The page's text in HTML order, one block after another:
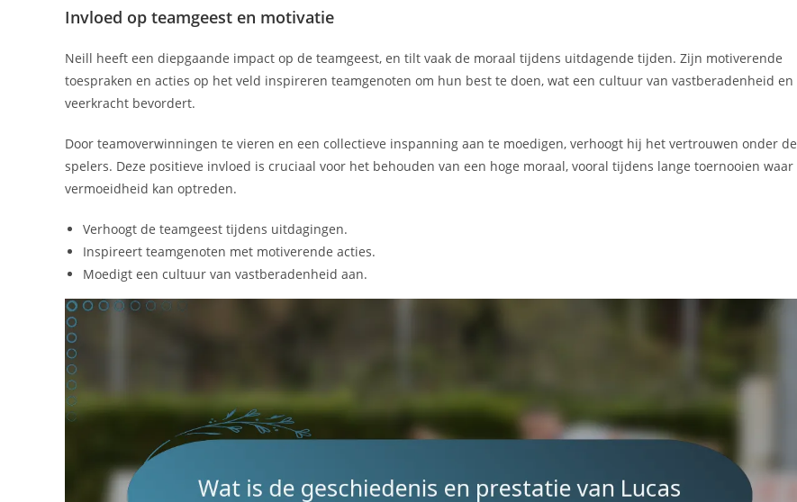
Invloed op teamgeest en motivatie
Neill heeft een diepgaande impact op de teamgeest, en tilt vaak de moraal tijdens uitdagende tijden. Zijn motiverende
toespraken en acties op het veld inspireren teamgenoten om hun best te doen, wat een cultuur van vastberadenheid en
veerkracht bevordert.
Door teamoverwinningen te vieren en een collectieve inspanning aan te moedigen, verhoogt hij het vertrouwen onder de
spelers. Deze positieve invloed is cruciaal voor het behouden van een hoge moraal, vooral tijdens lange toernooien waar
vermoeidheid kan optreden.
Verhoogt de teamgeest tijdens uitdagingen.
Inspireert teamgenoten met motiverende acties.
Moedigt een cultuur van vastberadenheid aan.